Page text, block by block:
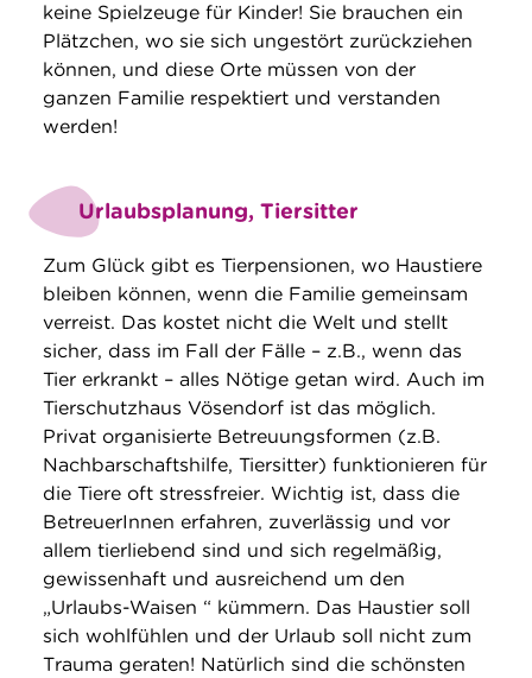
keine Spielzeuge für Kinder! Sie brauchen ein
Plätzchen, wo sie sich ungestört zurückziehen
können, und diese Orte müssen von der
ganzen Familie respektiert und verstanden
werden!
Urlaubsplanung, Tiersitter
Zum Glück gibt es Tierpensionen, wo Haustiere
bleiben können, wenn die Familie gemeinsam
verreist. Das kostet nicht die Welt und stellt
sicher, dass im Fall der Fälle – z.B., wenn das
Tier erkrankt – alles Nötige getan wird. Auch im
Tierschutzhaus Vösendorf ist das möglich.
Privat organisierte Betreuungsformen (z.B.
Nachbarschaftshilfe, Tiersitter) funktionieren für
die Tiere oft stressfreier. Wichtig ist, dass die
BetreuerInnen erfahren, zuverlässig und vor
allem tierliebend sind und sich regelmäßig,
gewissenhaft und ausreichend um den
„Urlaubs-Waisen “ kümmern. Das Haustier soll
sich wohlfühlen und der Urlaub soll nicht zum
Trauma geraten! Natürlich sind die schönsten